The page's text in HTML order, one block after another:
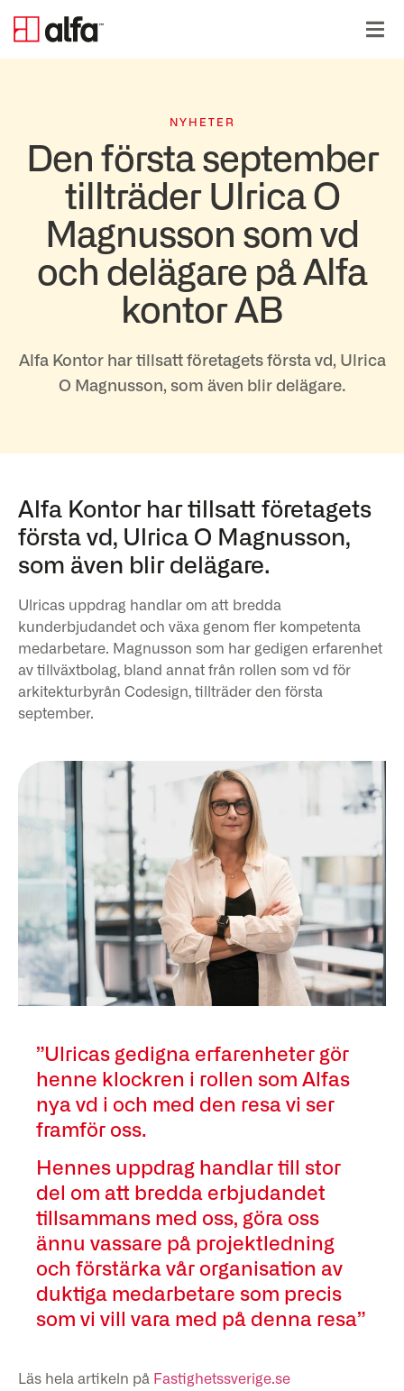
NYHETER
Den första september
tillträder Ulrica O
Magnusson som vd
och delägare på Alfa
kontor AB
Alfa Kontor har tillsatt företagets första vd, Ulrica
O Magnusson, som även blir delägare.
Alfa Kontor har tillsatt företagets
första vd, Ulrica O Magnusson,
som även blir delägare.
Ulricas uppdrag handlar om att bredda
kunderbjudandet och växa genom fler kompetenta
medarbetare. Magnusson som har gedigen erfarenhet
av tillväxtbolag, bland annat från rollen som vd för
arkitekturbyrån Codesign, tillträder den första
september.
”Ulricas gedigna erfarenheter gör
henne klockren i rollen som Alfas
nya vd i och med den resa vi ser
framför oss.
Hennes uppdrag handlar till stor
del om att bredda erbjudandet
tillsammans med oss, göra oss
ännu vassare på projektledning
och förstärka vår organisation av
duktiga medarbetare som precis
som vi vill vara med på denna resa”
Läs hela artikeln på Fastighetssverige.se